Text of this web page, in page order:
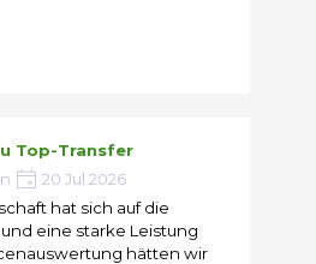
Top-Transfer
20 Jul 2026
hat sich auf die
eine starke Leistung
hätten wir